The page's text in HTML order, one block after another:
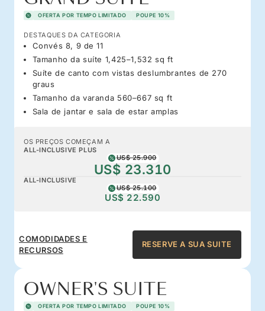
OFERTA POR TEMPO LIMITADO POUPE 10%
DESTAQUES DA CATEGORIA
Convés 8, 9 de 11
Tamanho da suíte 1,425–1,532 sq ft
Suíte de canto com vistas deslumbrantes de 270
graus
Tamanho da varanda 560–667 sq ft
Sala de jantar e sala de estar amplas
OS PREÇOS COMEÇAM A
ALL-INCLUSIVE PLUS
US$ 25.900
US$ 23.310
ALL-INCLUSIVE
US$ 25.100
US$ 22.590
COMODIDADES E
RECURSOS
RESERVE A SUA SUITE
OWNER'S SUITE
OFERTA POR TEMPO LIMITADO POUPE 10%